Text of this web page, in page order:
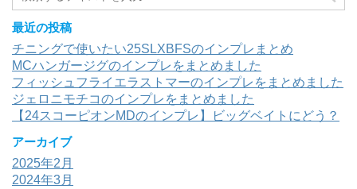
最近の投稿
チニングで使いたい25SLXBFSのインプレまとめ
MCハンガージグのインプレをまとめました
フィッシュフライエラストマーのインプレをまとめました
ジェロニモチコのインプレをまとめました
【24スコーピオンMDのインプレ】ビッグベイトにどう？
アーカイブ
2025年2月
2024年3月